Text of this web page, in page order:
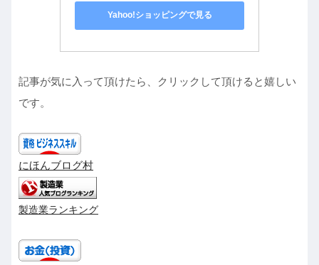
Yahoo!ショッピングで見る
記事が気に入って頂けたら、クリックして頂けると嬉しい
です。
にほんブログ村
製造業ランキング